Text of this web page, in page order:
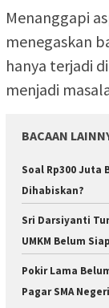
Menanggapi
menegaskan
hanya terjadi
menjadi
BACAAN
Soal Rp300 Juta
Dihabiskan?
Sri Darsiyanti
UMKM Belum
Pokir Lama
Pagar SMA